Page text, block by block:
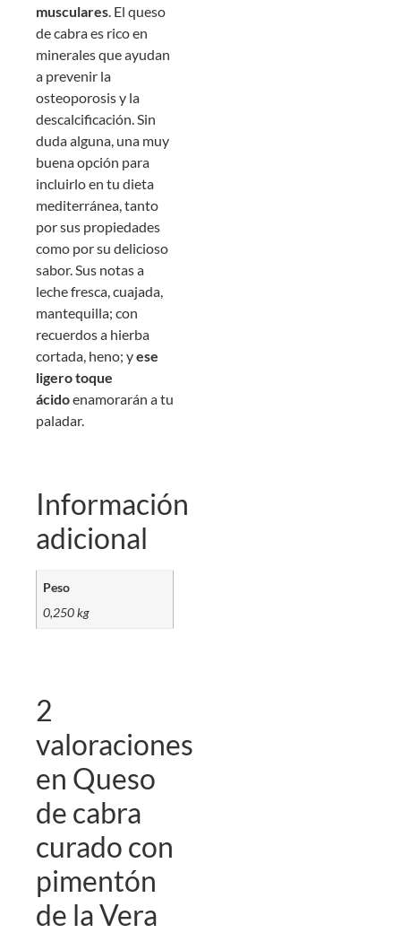
musculares. El queso
de cabra es rico en
minerales que ayudan
a prevenir la
osteoporosis y la
descalcificación. Sin
duda alguna, una muy
buena opción para
incluirlo en tu dieta
mediterránea, tanto
por sus propiedades
como por su delicioso
sabor. Sus notas a
leche fresca, cuajada,
mantequilla; con
recuerdos a hierba
cortada, heno; yese
ligero toque
ácidoenamorarán a tu
paladar.
Información
adicional
Peso
0,250 kg
2
valoraciones
en Queso
de cabra
curado con
pimentón
de la Vera